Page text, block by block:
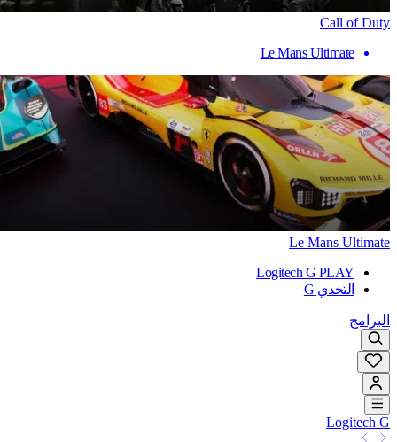
Call of Duty
Le Mans Ultimate
Le Mans Ultimate
Logitech G PLAY
التحدي G
البرامج
Logitech G